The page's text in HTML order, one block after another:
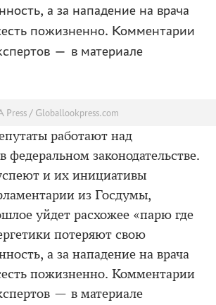
а за нападение на врача
пожизненно. Комментарии
— в материале
/ Globallookpress.com
работают над
федеральном законодательстве.
и их инициативы
из Госдумы,
уйдет расхожее «парю где
потеряют свою
а за нападение на врача
пожизненно. Комментарии
— в материале